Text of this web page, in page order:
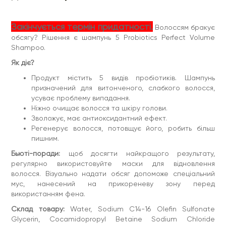
Закінчується термін придатності.Волоссям бракує
обсягу? Рішення є шампунь 5 Probiotics Perfect Volume
Shampoo.
Як діє?
Продукт містить 5 видів пробіотиків. Шампунь
призначений для витонченого, слабкого волосся,
усуває проблему випадання.
Ніжно очищає волосся та шкіру голови.
Зволожує, має антиоксидантний ефект.
Регенерує волосся, потовщує його, робить більш
пишним.
Бьюті-поради: щоб досягти найкращого результату,
регулярно використовуйте маски для відновлення
волосся. Візуально надати обсяг допоможе спеціальний
мус, нанесений на прикореневу зону перед
використанням фена.
Склад товару: Water, Sodium C14-16 Olefin Sulfonate
Glycerin, Cocamidopropyl Betaine Sodium Chloride